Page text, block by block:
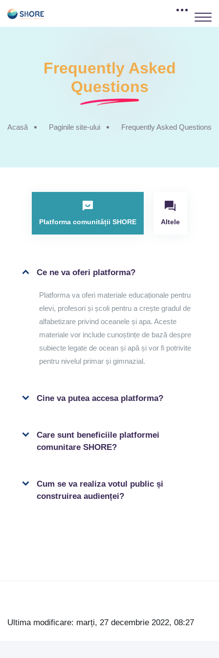
Frequently Asked
Questions
Acasă Paginile site-ului Frequently Asked Questions
Platforma comunității SHORE Altele
Ce ne va oferi platforma?
Platforma va oferi materiale educaționale pentru
elevi, profesori și școli pentru a crește gradul de
alfabetizare privind oceanele și apa. Aceste
materiale vor include cunoștințe de bază despre
subiecte legate de ocean și apă și vor fi potrivite
pentru nivelul primar și gimnazial.
Cine va putea accesa platforma?
Care sunt beneficiile platformei
comunitare SHORE?
Cum se va realiza votul public și
construirea audienței?
Ultima modificare: marți, 27 decembrie 2022, 08:27